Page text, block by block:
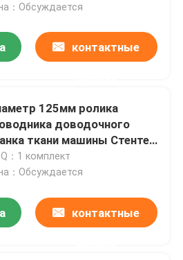
：Обсуждается
контактные
125мм ролика
доводочного
ткани машины Стентер
ХМИ
：1 комплект
：Обсуждается
контактные